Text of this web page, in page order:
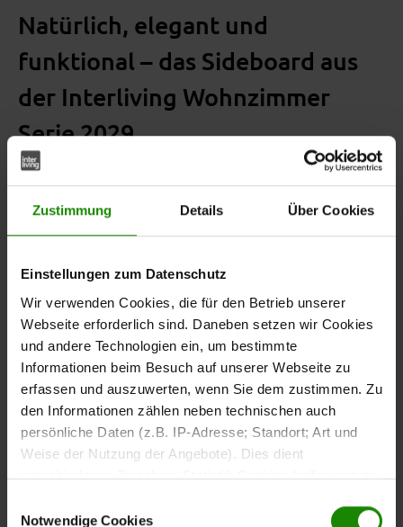
Zustimmung Details Über Cookies
Einstellungen zum Datenschutz
Wir verwenden Cookies, die für den Betrieb unserer
Webseite erforderlich sind. Daneben setzen wir Cookies
und andere Technologien ein, um bestimmte
Informationen beim Besuch auf unserer Webseite zu
erfassen und auszuwerten, wenn Sie dem zustimmen. Zu
den Informationen zählen neben technischen auch
persönliche Daten (z.B. IP-Adresse; Standort; Art und
Weise der Nutzung der Angebote). Dies dient
verschiedenen Zwecken: Statistik Cookies helfen uns zu
nutzen, indem sie Informationen sammeln und sie
Notwendige Cookies
Natürlich, elegant und
funktional – das Sideboard aus
der Interliving Wohnzimmer
Serie 2029
Das
Sideboard aus der Interliving Wohnzimmer Serie
kombiniert natürliche Materialien mit einem klaren,
modernen Design.
Fronten aus massiver gebürsteter
Wildeicheund einKorpus mit Wildeichefurniersorgen
vielseitig in dein Zuhause integrieren lässt.
Mit Maßen von ca.178 x 86 x 42 cm (B/LxHxT)bietet dir
das Sideboard viel Stauraum für Geschirr,
Wohnaccessoires oder andere Alltagsgegenstände.
Hinter drei Holztürenstehen dir jeweils zwei
einer Glastür befinden sich ein weiterer